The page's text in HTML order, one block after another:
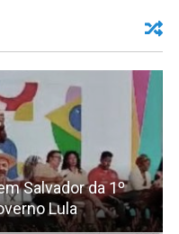
Salvador da 1º
Lula